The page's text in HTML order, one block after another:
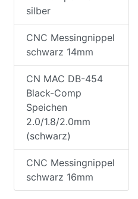
silber
CNC Messingnippel
schwarz 14mm
CN MAC DB-454
Black-Comp
Speichen
2.0/1.8/2.0mm
(schwarz)
CNC Messingnippel
schwarz 16mm